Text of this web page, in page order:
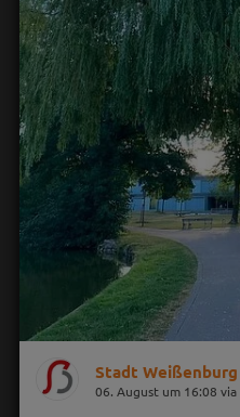
Stadt Weißenburg
06. August um 16:08 via